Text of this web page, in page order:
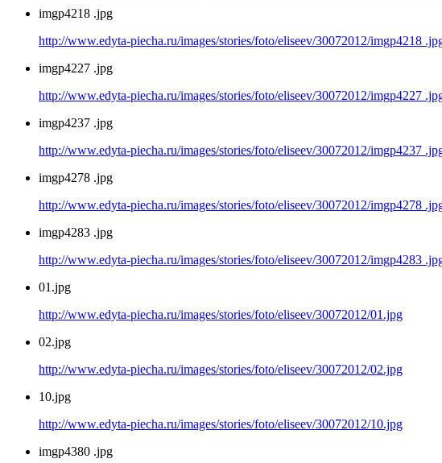
imgp4218 .jpg
http://www.edyta-piecha.ru/images/stories/foto/eliseev/30072012/imgp4218
imgp4227 .jpg
http://www.edyta-piecha.ru/images/stories/foto/eliseev/30072012/imgp4227
imgp4237 .jpg
http://www.edyta-piecha.ru/images/stories/foto/eliseev/30072012/imgp4237
imgp4278 .jpg
http://www.edyta-piecha.ru/images/stories/foto/eliseev/30072012/imgp4278
imgp4283 .jpg
http://www.edyta-piecha.ru/images/stories/foto/eliseev/30072012/imgp4283
01.jpg
http://www.edyta-piecha.ru/images/stories/foto/eliseev/30072012/01.jpg
02.jpg
http://www.edyta-piecha.ru/images/stories/foto/eliseev/30072012/02.jpg
10.jpg
http://www.edyta-piecha.ru/images/stories/foto/eliseev/30072012/10.jpg
imgp4380 .jpg